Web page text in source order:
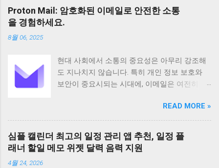
으로 많은 사용자들의 호평을 받고 있습니다 이
앱은 단순한 스캔 기능을 넘어 문서 관리 공유
그리고 협업까지 지원하여 업무 효율성을 높이
이드 기반 애플리케이션으로 전 세계 200개 이
상의 국가와 지역에서 사용되고 있습니다
Android 5 이상 버전을 지원하며 전체 이용가 등
앱은 100만 건 이상의 다운로드 수를 기록하며
그 인기를 실감케 합니다 주요 기능으로는 문서
스캔 PDF 변환 텍스트 인식 문서 관리 공유 그리
고 협업 기능 등이 있습니다 특히 고급 이미지
Proton Mail: 암호화된 이메일로 안전한 소통
을 경험하세요.
8월 06, 2025
현대 사회에서 소통의 중요성은 아무리 강조해
도 지나치지 않습니다. 특히 개인 정보 보호와
보안이 중요시되는 시대에, 이메일은 여전히 가
로 자리 잡고 있습니다. 하지만 동시에 이메일은
해킹이나 정보 유출의 위험에 항상 노출되어 있
습니다. 이러한 불안감을 해소하고 사용자의 프
라이버시를 최우선으로 보호하기 위해 탄생한
것이 바로 Proton Mail입니다. 스위스에 기반을
READ MORE »
심플 캘린더 최고의 일정 관리 앱 추천, 일정 플
래너 할일 메모 위젯 달력 음력 지원
4월 24, 2026